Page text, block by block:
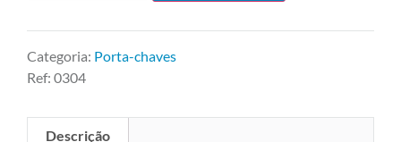
Categoria: Porta-chaves
Ref: 0304
Descrição